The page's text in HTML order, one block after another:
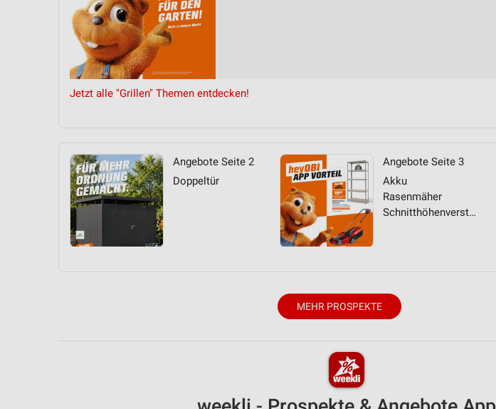
Jetzt alle "Grillen" Themen entdecken!
Angebote Seite 2
Doppeltür
Angebote Seite 3
Akku
Rasenmäher
Schnitthöhenverstellung
MEHR PROSPEKTE
Performance